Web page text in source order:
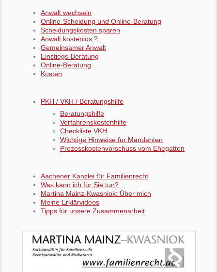
Anwalt wechseln
Online-Scheidung und Online-Beratung
Scheidungskosten sparen
Anwalt kostenlos ?
Gemeinsamer Anwalt
Einstiegs-Beratung
Online-Beratung
Kosten
PKH / VKH / Beratungshilfe
Beratungshilfe
Verfahrenskostenhilfe
Checkliste VKH
Wichtige Hinweise für Mandanten
Prozesskostenvorschuss vom Ehegatten
Aachener Kanzlei für Familienrecht
Was kann ich für Sie tun?
Martina Mainz-Kwasniok: Über mich
Meine Erklärvideos
Tipps für unsere Zusammenarbeit